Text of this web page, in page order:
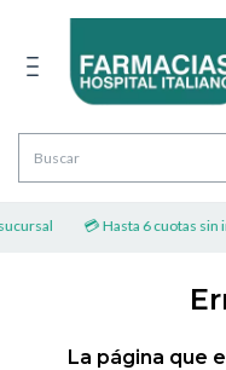
💳 Hasta 6 cuotas sin
La página que